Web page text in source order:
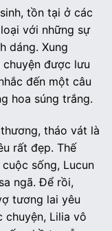
tồn tại ở các
với những sự
dáng. Xung
được lưu
đến một câu
hoa súng trắng.
tháo vát là
rất đẹp. Thế
sống, Lucun
ngã. Để rồi,
tương lai yêu
chuyện, Lilia vô